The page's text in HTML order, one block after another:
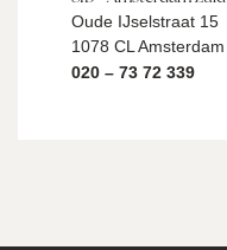
Oude IJselstraat 15
1078 CL Amsterdam
020 – 73 72 339